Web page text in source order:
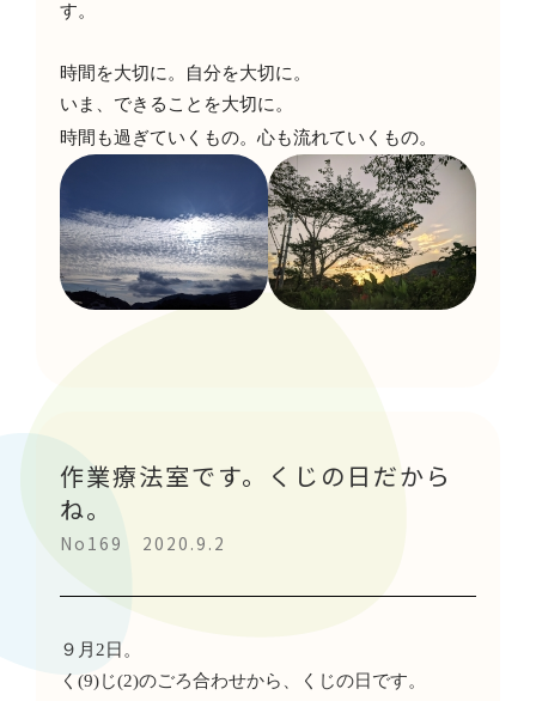
す。
時間を大切に。自分を大切に。
いま、できることを大切に。
時間も過ぎていくもの。心も流れていくもの。
作業療法室です。くじの日だから
ね。
No169 2020.9.2
９月2 日。
く(9)じ(2)のごろ合わせから、くじの日です。